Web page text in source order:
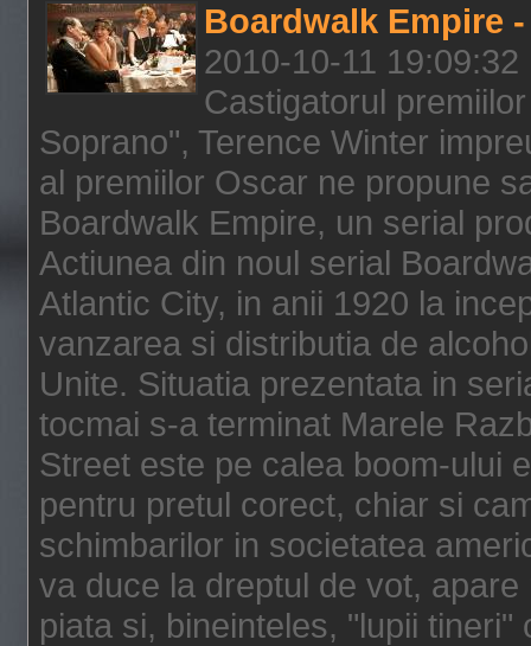
Boardwalk Empire
2010-10-11 19:09:32
Castigatorul
Soprano", Terence Winter
al premiilor Oscar ne propune
Boardwalk Empire, un serial
Actiunea din noul serial
Atlantic City, in anii 1920 la
vanzarea si distributia de
Unite. Situatia prezentata in
tocmai s-a terminat Marele
Street este pe calea boom-ului
pentru pretul corect, chiar si
schimbarilor in societatea
va duce la dreptul de vot,
piata si, bineinteles, "lupii